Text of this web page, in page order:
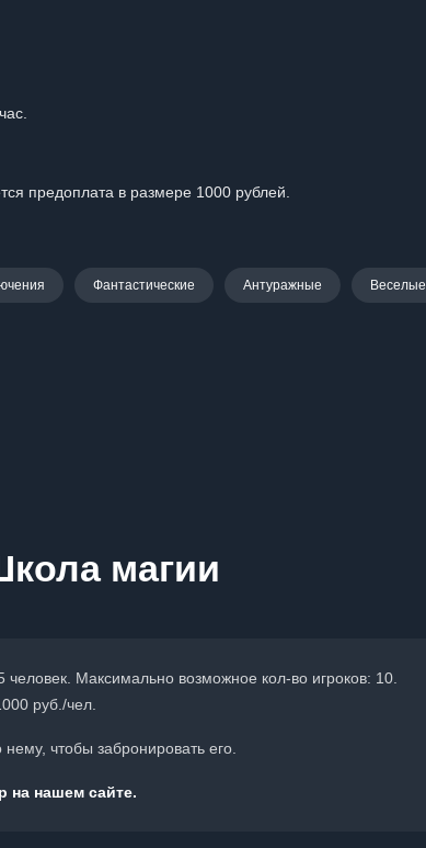
предоплата в размере 1000 рублей.
Фантастические Антуражные Веселые
магии
Максимально возможное кол-во игроков: 10.
руб./чел.
чтобы забронировать его.
на нашем сайте.